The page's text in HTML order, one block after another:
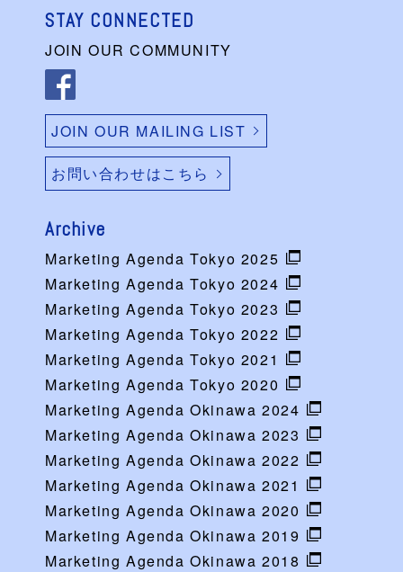
STAY CONNECTED
JOIN OUR COMMUNITY
JOIN OUR MAILING LIST
お問い合わせはこちら
Archive
Marketing Agenda Tokyo 2025
Marketing Agenda Tokyo 2024
Marketing Agenda Tokyo 2023
Marketing Agenda Tokyo 2022
Marketing Agenda Tokyo 2021
Marketing Agenda Tokyo 2020
Marketing Agenda Okinawa 2024
Marketing Agenda Okinawa 2023
Marketing Agenda Okinawa 2022
Marketing Agenda Okinawa 2021
Marketing Agenda Okinawa 2020
Marketing Agenda Okinawa 2019
Marketing Agenda Okinawa 2018